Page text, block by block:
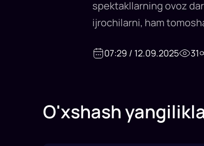
spektakllarning ovoz
ijrochilarni, ham
07:29 / 12.09.2025 31
O'xshash